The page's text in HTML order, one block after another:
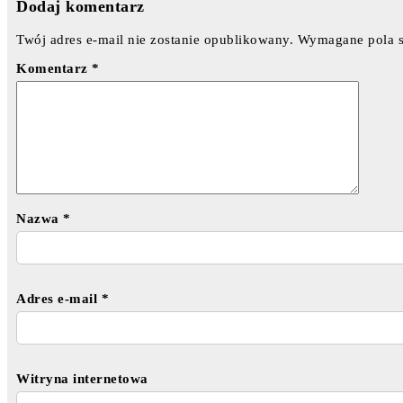
Dodaj komentarz
Twój adres e-mail nie zostanie opublikowany. Wymagane pola
Komentarz *
Nazwa *
Adres e-mail *
Witryna internetowa